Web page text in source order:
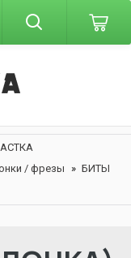
/ фрезы
БИТЫ